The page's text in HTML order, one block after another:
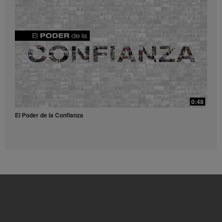
39:14
¿Qué son y para qué sirven los antioxidantes?
¿Qué son y para qué sirven los antioxidantes?
Receta Té Lift - Video para redes sociales
Prueba esta refrescante receta con Liftoff.
0:48
El Poder de la Confianza